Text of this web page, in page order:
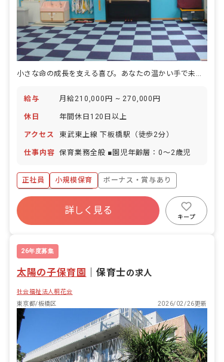
小さな命の成長を支える喜び。あなたの温かい手で未来を育みませんか？
給与 月給210,000円 ~ 270,000円
休日 年間休日120日以上
アクセス 東武東上線 下板橋駅（徒歩2分）
仕事内容 保育業務全般 ■園児年齢層：0～2歳児
正社員 小規模保育
ボーナス・賞与あり
年間休日120日以上
寮・住宅・家賃補助あり
社会保険完備
昇給昇進あり
詳しく見る
キープ
26年度募集
太陽の子保育園 ｜保育士の求人
社会福祉法人桐花会
東京都/板橋区
2026/02/26更新